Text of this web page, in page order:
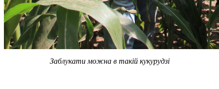
Заблукати можна в такій кукурудзі